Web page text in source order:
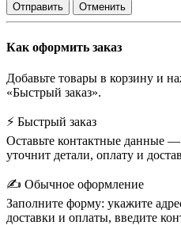
Отправить Отменить
Как оформить заказ
Добавьте товары в корзину и
«Быстрый заказ».
⚡ Быстрый заказ
Оставьте контактные данные
уточнит детали, оплату и
✍️ Обычное оформление
Заполните форму: укажите
доставки и оплаты, введите